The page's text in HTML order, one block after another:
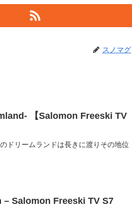
スノマグ
【Salomon Freeski TV
ドリームランドは長きに渡りその地位
– Salomon Freeski TV S7